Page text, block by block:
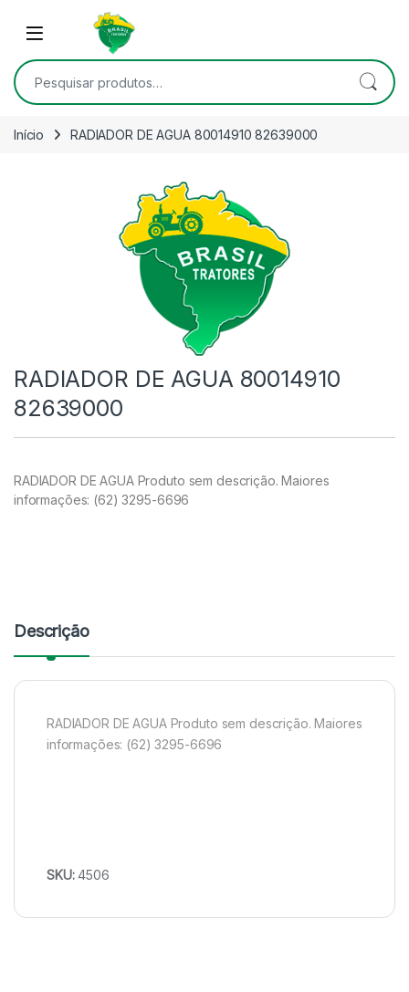
Skip to navigation
Open
Pesquisar por:
Início RADIADOR DE AGUA 80014910 82639000
RADIADOR DE AGUA 80014910
82639000
RADIADOR DE AGUA Produto sem descrição. Maiores
informações: (62) 3295-6696
Descrição
RADIADOR DE AGUA Produto sem descrição. Maiores
informações: (62) 3295-6696
SKU:4506